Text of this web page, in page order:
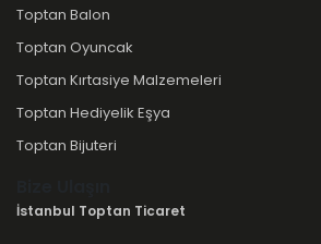
Toptan Balon
Toptan Oyuncak
Toptan Kırtasiye Malzemeleri
Toptan Hediyelik Eşya
Toptan Bijuteri
İstanbul Toptan Ticaret